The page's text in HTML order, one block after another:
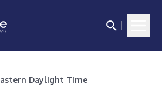
Daylight Time